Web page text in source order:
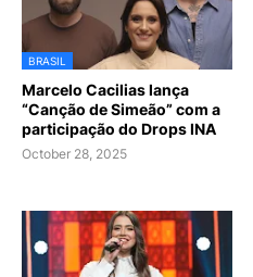
BRASIL
Marcelo Cacilias lança
“Canção de Simeão” com a
participação do Drops INA
October 28, 2025